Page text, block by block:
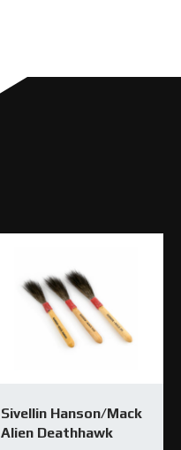
Sivellin Hanson/Mack
Alien Deathhawk